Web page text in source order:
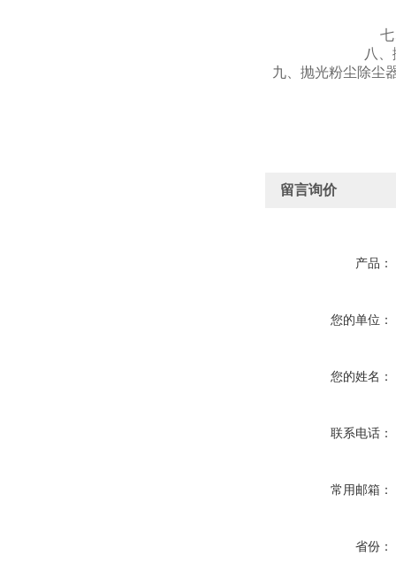
八
九、抛光粉尘除尘
留言询价
产品：
您的单位：
您的姓名：
联系电话：
常用邮箱：
省份：